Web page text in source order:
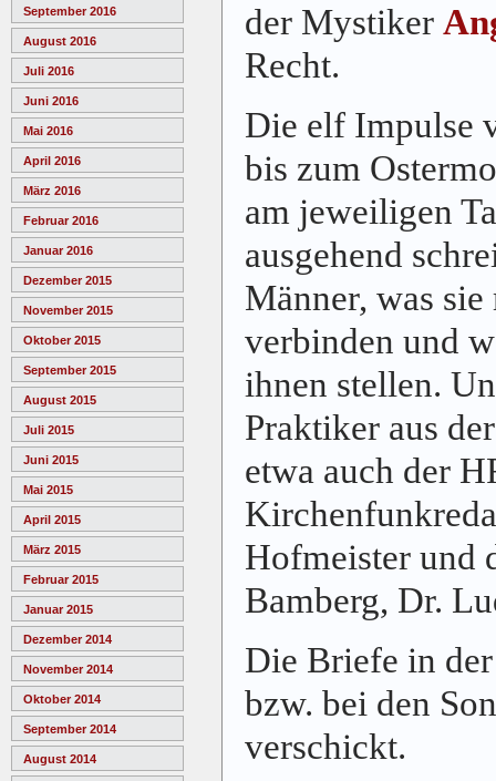
September 2016
August 2016
Juli 2016
Juni 2016
Mai 2016
April 2016
März 2016
Februar 2016
Januar 2016
Dezember 2015
November 2015
Oktober 2015
September 2015
August 2015
Juli 2015
Juni 2015
Mai 2015
April 2015
März 2015
Februar 2015
Januar 2015
Dezember 2014
November 2014
Oktober 2014
September 2014
August 2014
der Mystiker
Recht.
Die elf Impulse
bis zum
am jeweiligen
ausgehend
Männer, was
verbinden und
ihnen stellen.
Praktiker aus
etwa auch der
Hofmeister und
Bamberg, Dr.
Die Briefe in
bzw. bei den
verschickt.